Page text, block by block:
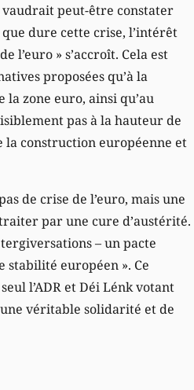
vaudrait peut-être constater
que dure cette crise, l’intérêt
l’euro » s’accroît. Cela est
proposées qu’à la
zone euro, ainsi qu’au
pas à la hauteur de
la construction européenne et
de crise de l’euro, mais une
par une cure d’austérité.
– un pacte
stabilité européen ». Ce
l’ADR et Déi Lénk votant
véritable solidarité et de